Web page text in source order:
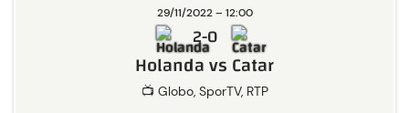
29/11/2022 – 12:00
📺 Globo, SporTV, RTP
2-0
Holanda vs Catar